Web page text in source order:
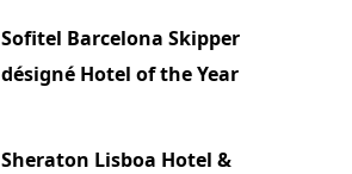
Sofitel Barcelona Skipper
désigné Hotel of the Year
Sheraton Lisboa Hotel &